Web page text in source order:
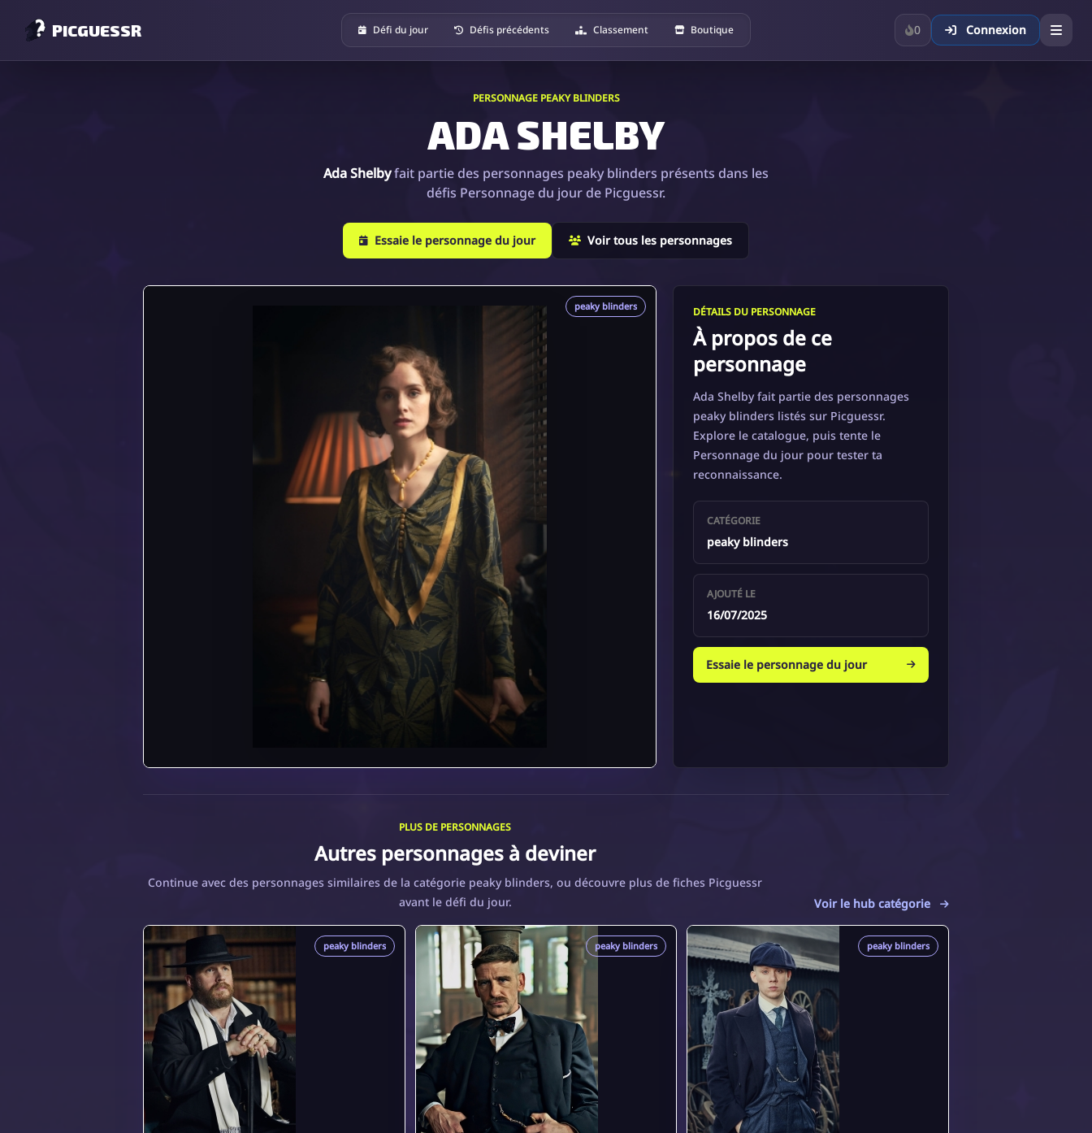
PICGUESSR Défi du jour Défis précédents Classement Boutique 0 Connexion
PERSONNAGE PEAKY BLINDERS
ADA SHELBY
Ada Shelbyfait partie des personnages peaky blinders présents dans les
défis Personnage du jour de Picguessr.
Essaie le personnage du jour Voir tous les personnages
peaky blinders DÉTAILS DU PERSONNAGE
À propos de ce
personnage
Ada Shelby fait partie des personnages
peaky blinders listés sur Picguessr.
Explore le catalogue, puis tente le
Personnage du jour pour tester ta
reconnaissance.
CATÉGORIE
peaky blinders
AJOUTÉ LE
16/07/2025
Essaie le personnage du jour
PLUS DE PERSONNAGES
Autres personnages à deviner
Continue avec des personnages similaires de la catégorie peaky blinders, ou découvre plus de fiches Picguessr
avant le défi du jour.
Voir le hub catégorie
peaky blinders peaky blinders peaky blinders